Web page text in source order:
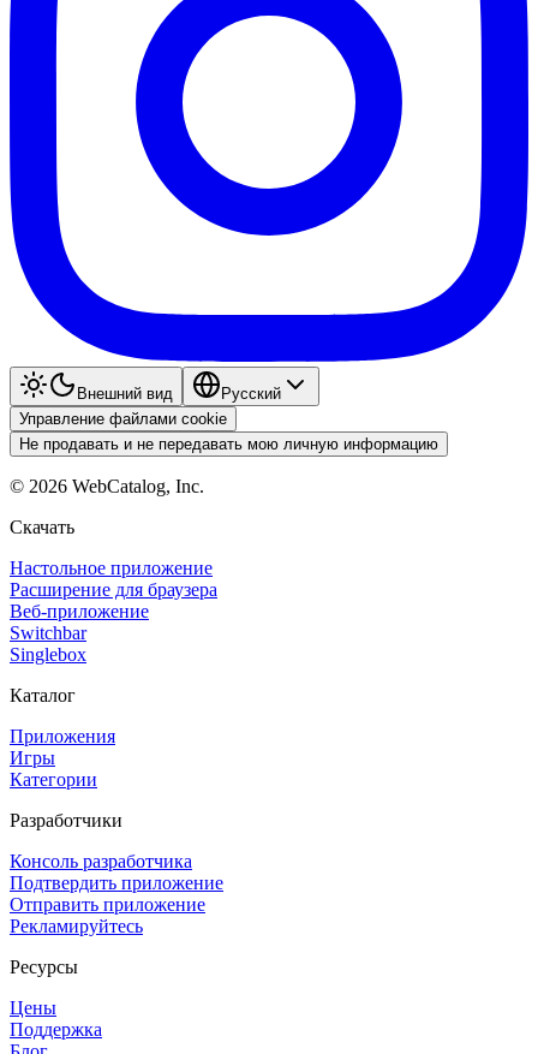
Внешний вид
Pyccкий
Управление файлами cookie
Не продавать и не передавать мою личную информацию
© 2026 WebCatalog, Inc.
Скачать
Настольное приложение
Расширение для браузера
Веб-приложение
Switchbar
Singlebox
Каталог
Приложения
Игры
Категории
Разработчики
Консоль разработчика
Подтвердить приложение
Отправить приложение
Рекламируйтесь
Ресурсы
Цены
Поддержка